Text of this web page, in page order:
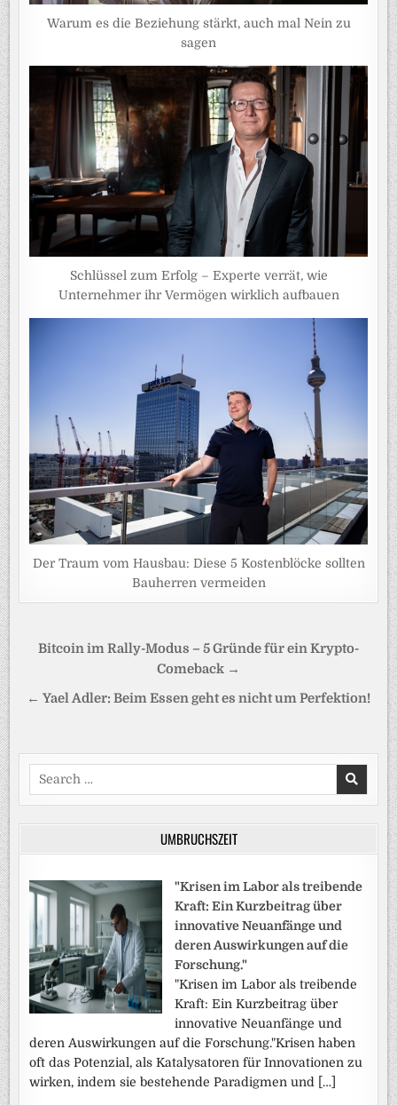
Warum es die Beziehung stärkt, auch mal Nein zu
sagen
Schlüssel zum Erfolg – Experte verrät, wie
Unternehmer ihr Vermögen wirklich aufbauen
Der Traum vom Hausbau: Diese 5 Kostenblöcke sollten
Bauherren vermeiden
Beitragsnavigation
Bitcoin im Rally-Modus – 5 Gründe für ein Krypto-
Comeback →
← Yael Adler: Beim Essen geht es nicht um Perfektion!
Search
for:
UMBRUCHSZEIT
"Krisen im Labor als treibende
Kraft: Ein Kurzbeitrag über
innovative Neuanfänge und
deren Auswirkungen auf die
Forschung."
"Krisen im Labor als treibende
Kraft: Ein Kurzbeitrag über
innovative Neuanfänge und
deren Auswirkungen auf die Forschung."Krisen haben
oft das Potenzial, als Katalysatoren für Innovationen zu
wirken, indem sie bestehende Paradigmen und […]